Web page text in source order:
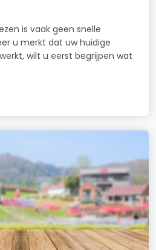
is vaak geen snelle
u merkt dat uw huidige
wilt u eerst begrijpen wat